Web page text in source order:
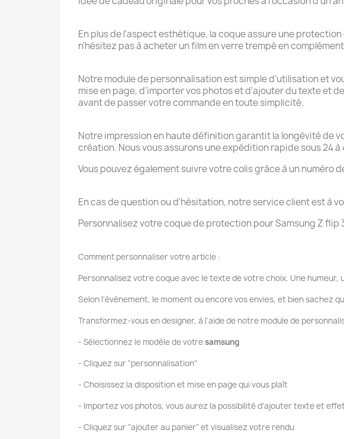
En plus de l'aspect esthétique, la coque assure une
n'hésitez pas à acheter un film en verre trempé en
Notre module de personnalisation est simple d'utilisation et
mise en page, d'importer vos photos et d'ajouter du texte et
avant de passer votre commande en toute simplicité.
Notre impression en haute définition garantit la longévité de
création. Nous vous assurons une expédition rapide sous 24 à
Vous pouvez également suivre votre colis grâce à un numéro
En cas de question ou d'hésitation, notre service client est à
Personnalisez votre coque de protection pour Samsung Z
Comment personnaliser votre article :
Personnalisez votre coque avec le texte de votre choix. Une humeur,
Selon l'évènement, le moment ou encore vos envies, et bien sachez
Transformez-vous en designer, à l'aide de notre module de
- Sélectionnez le modèle de votresamsung
- Cliquez sur "personnalisation"
- Choisissez la disposition et mise en page qui vous plaît
- Importez vos photos, vous aurez la possibilité d'ajouter texte et effet
- Cliquez sur "ajouter au panier" et visualisez votre rendu